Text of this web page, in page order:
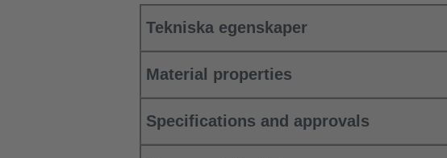
Tekniska egenskaper
Material properties
Specifications and approvals